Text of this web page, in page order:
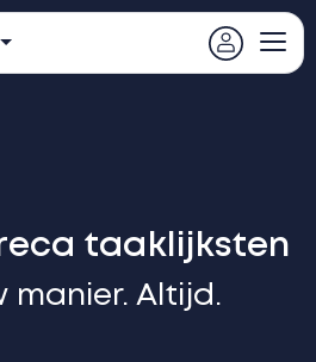
taaklijksten
manier. Altijd.